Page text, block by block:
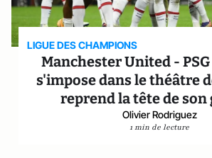
LIGUE DES CHAMPIONS
Manchester United - PSG
s'impose dans le théâtre
reprend la tête de son
Olivier Rodriguez
1 min de lecture